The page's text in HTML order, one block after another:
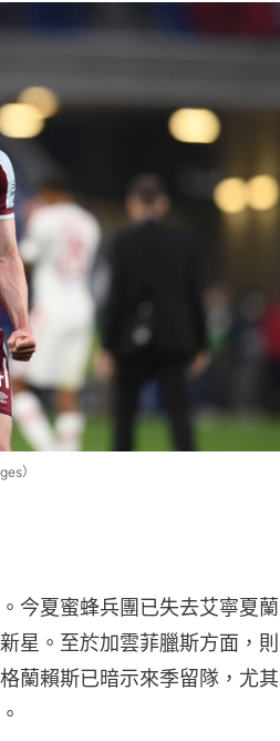
）
今夏蜜蜂兵團已失去艾寧夏蘭
星。至於加雲菲臘斯方面，則
蘭賴斯已暗示來季留隊，尤其